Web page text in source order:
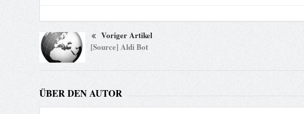
Voriger Artikel
[Source] Aldi Bot
ÜBER DEN AUTOR